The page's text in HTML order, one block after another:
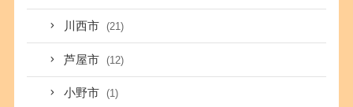
川西市 (21)
芦屋市 (12)
小野市 (1)